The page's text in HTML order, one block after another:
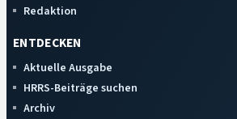
Redaktion
ENTDECKEN
Aktuelle Ausgabe
HRRS-Beiträge suchen
Archiv